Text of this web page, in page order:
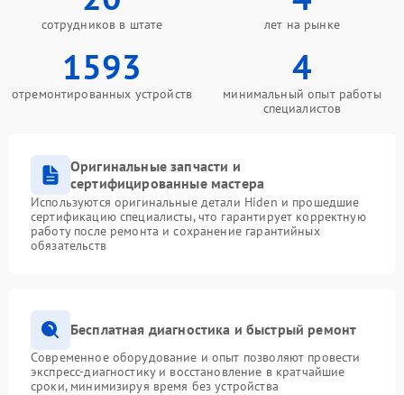
сотрудников в штате лет на рынке
1593
отремонтированных устройств
4
минимальный опыт работы
специалистов
Оригинальные запчасти и
сертифицированные мастера
Используются оригинальные детали Hiden и прошедшие
сертификацию специалисты, что гарантирует корректную
работу после ремонта и сохранение гарантийных
обязательств
Бесплатная диагностика и быстрый ремонт
Современное оборудование и опыт позволяют провести
экспресс-диагностику и восстановление в кратчайшие
сроки, минимизируя время без устройства